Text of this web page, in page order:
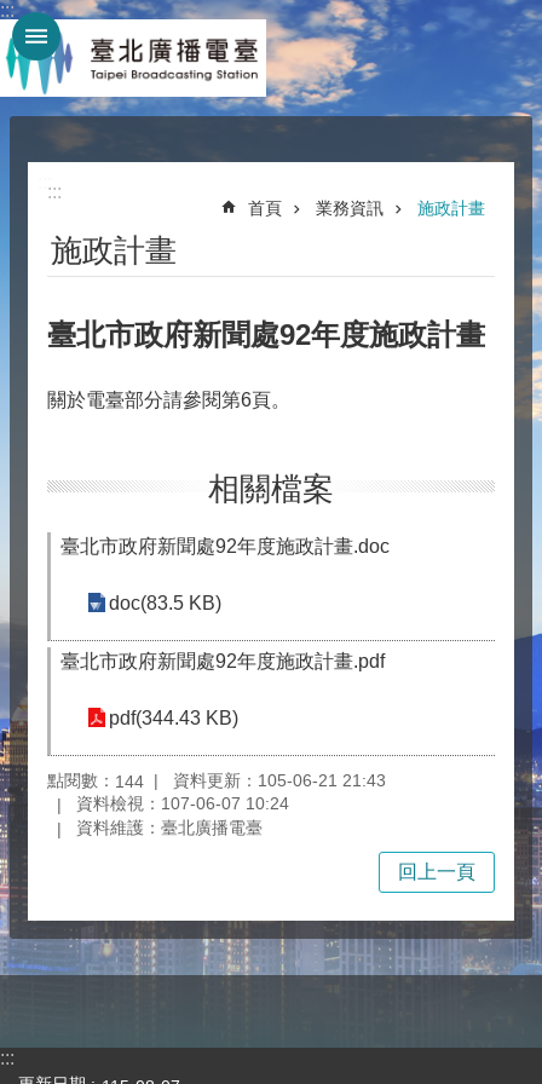
跳到主要內容區塊
:::
:::
首頁 業務資訊 施政計畫
施政計畫
臺北市政府新聞處92年度施政計畫
關於電臺部分請參閱第6頁。
相關檔案
臺北市政府新聞處92年度施政計畫.doc
doc(83.5 KB)
臺北市政府新聞處92年度施政計畫.pdf
pdf(344.43 KB)
點閱數： 144
資料更新：105-06-21 21:43
資料檢視：107-06-07 10:24
資料維護：臺北廣播電臺
回上一頁
:::